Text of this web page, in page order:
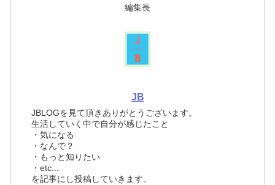
編集長
JB
JBLOGを見て頂きありがとうございます。
生活していく中で自分が感じたこと
・気になる
・なんで？
・もっと知りたい
・etc...
を記事にし投稿していきます。